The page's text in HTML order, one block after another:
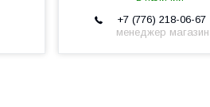
+7 (776) 218-06-67
менеджер